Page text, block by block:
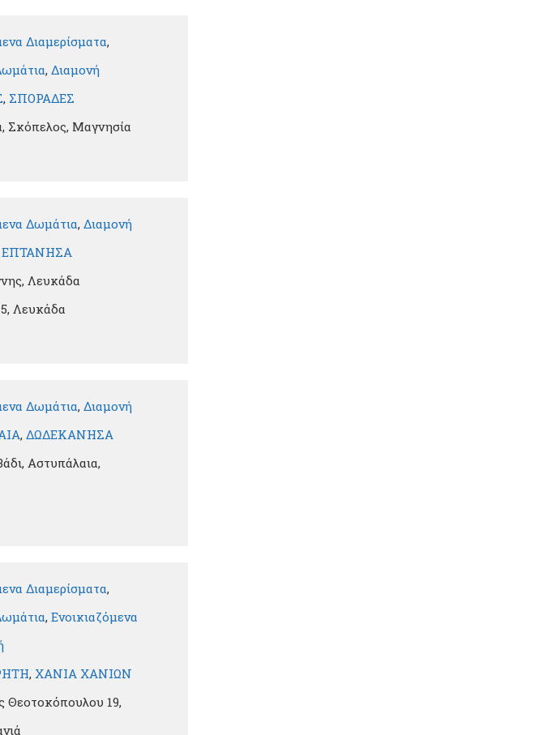
Διαμερίσματα,
, Διαμονή
, ΣΠΟΡΑΔΕΣ
Σκόπελος, Μαγνησία
Δωμάτια, Διαμονή
ΕΠΤΑΝΗΣΑ
Λευκάδα
Λευκάδα
Δωμάτια, Διαμονή
, ΔΩΔΕΚΑΝΗΣΑ
Αστυπάλαια,
Διαμερίσματα,
, Ενοικιαζόμενα
, ΧΑΝΙΑ ΧΑΝΙΩΝ
Θεοτοκόπουλου 19,